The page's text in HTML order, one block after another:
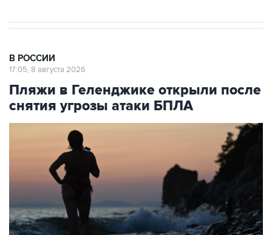
В РОССИИ
17:05, 8 августа 2026
Пляжи в Геленджике открыли после
снятия угрозы атаки БПЛА